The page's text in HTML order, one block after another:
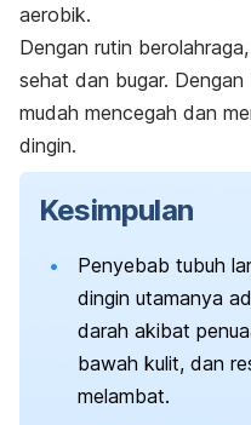
aerobik.
Dengan rutin
sehat dan bugar.
mudah mencegah dan
dingin.
Kesimpulan
Penyebab tubuh
dingin utamanya
darah akibat
bawah kulit, dan
melambat.